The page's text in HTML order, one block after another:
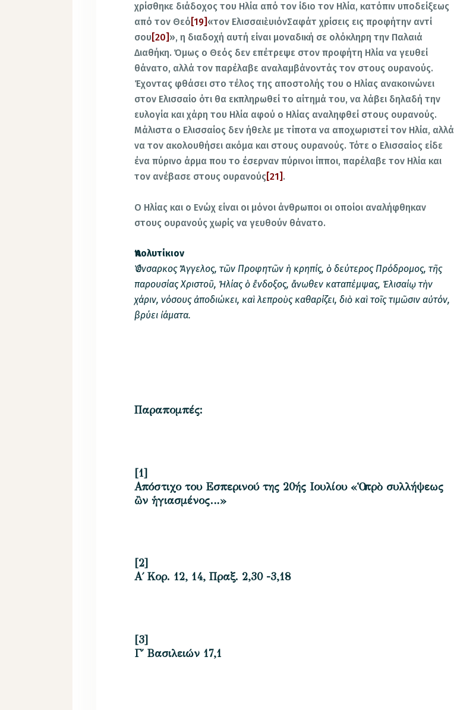
χρίσθηκε διάδοχος του Ηλία από τον ίδιο τον Ηλία, κατόπιν υποδείξεως
από τον Θεό [19] «τον ΕλισσαιὲυιόνΣαφάτ χρίσεις εις προφήτην αντί
σου [20] », η διαδοχή αυτή είναι μοναδική σε ολόκληρη την Παλαιά
Διαθήκη. Όμως ο Θεός δεν επέτρεψε στον προφήτη Ηλία να γευθεί
θάνατο, αλλά τον παρέλαβε αναλαμβάνοντάς τον στους ουρανούς.
Έχοντας φθάσει στο τέλος της αποστολής του ο Ηλίας ανακοινώνει
στον Ελισσαίο ότι θα εκπληρωθεί το αίτημά του, να λάβει δηλαδή την
ευλογία και χάρη του Ηλία αφού ο Ηλίας αναληφθεί στους ουρανούς.
Μάλιστα ο Ελισσαίος δεν ήθελε με τίποτα να αποχωριστεί τον Ηλία, αλλά
να τον ακολουθήσει ακόμα και στους ουρανούς. Τότε ο Ελισσαίος είδε
ένα πύρινο άρμα που το έσερναν πύρινοι ίπποι, παρέλαβε τον Ηλία και
τον ανέβασε στους ουρανούς[21] .
Ο Ηλίας και ο Ενώχ είναι οι μόνοι άνθρωποι οι οποίοι αναλήφθηκαν
στους ουρανούς χωρίς να γευθούν θάνατο.
Ἀπολυτίκιον
Ὁ ἔνσαρκος Ἄγγελος, τῶν Προφητῶν ἡ κρηπίς, ὁ δεύτερος Πρόδρομος, τῆς
παρουσίας Χριστοῦ, Ἠλίας ὁ ἔνδοξος, ἄνωθεν καταπέμψας, Ἐλισαίῳ τὴν
χάριν, νόσους ἀποδιώκει, καὶ λεπροὺς καθαρίζει, διὸ καὶ τοῖς τιμῶσιν αὐτόν,
βρύει ἰάματα.
Παραπομπές:
[1]
Απόστιχο του Εσπερινού της 20ής Ιουλίου «Ὁ πρὸ συλλήψεως
ὢν ἡγιασμένος…»
[2]
Α΄ Κορ. 12, 14, Πραξ. 2,30 -3,18
[3]
Γ΄ Βασιλειών 17,1